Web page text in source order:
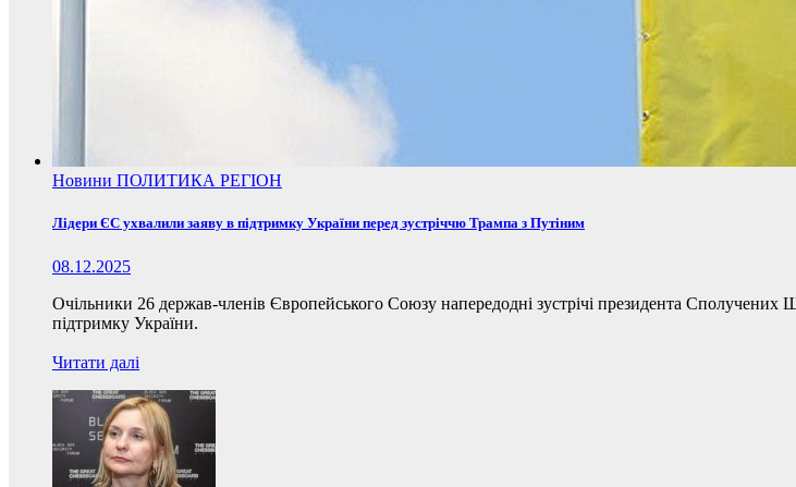
Новини ПОЛИТИКА РЕГІОН
Лідери ЄС ухвалили заяву в підтримку України перед зустріччю Трампа з Путіним
08.12.2025
Очільники 26 держав-членів Європейського Союзу напередодні зустрічі президента Сполучених
підтримку України.
Читати далі